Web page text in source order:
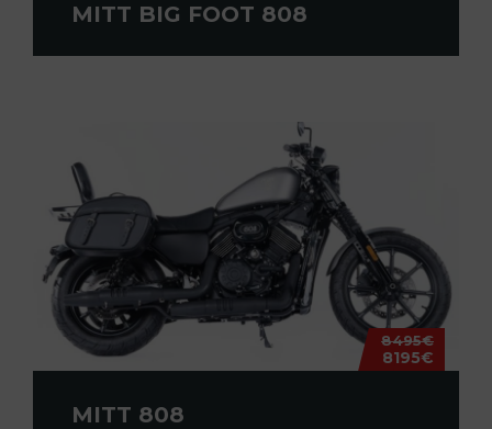
MITT BIG FOOT 808
8495€
8195€
MITT 808